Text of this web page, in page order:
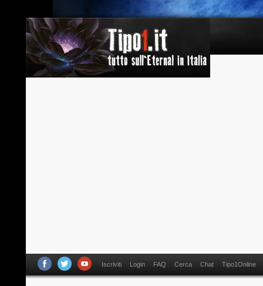
Iscriviti Login FAQ Cerca Chat Tipo1Online